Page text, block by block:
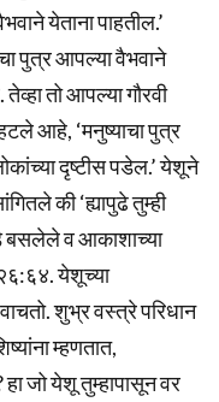
येताना पाहतील.’
पुत्र आपल्या वैभवाने
तो आपल्या गौरवी
आहे, ‘मनुष्याचा पुत्र
दृष्टीस पडेल.’ येशूने
की ‘ह्यापुढे तुम्ही
बसलेले व आकाशाच्या
येशूच्या
शुभ्र वस्त्रे परिधान
म्हणतात,
जो येशू तुम्हापासून वर